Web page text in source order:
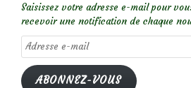
Saisissez votre adresse e-mail pour
recevoir une notification de chaque
Adresse
e-
mail
ABONNEZ-VOUS